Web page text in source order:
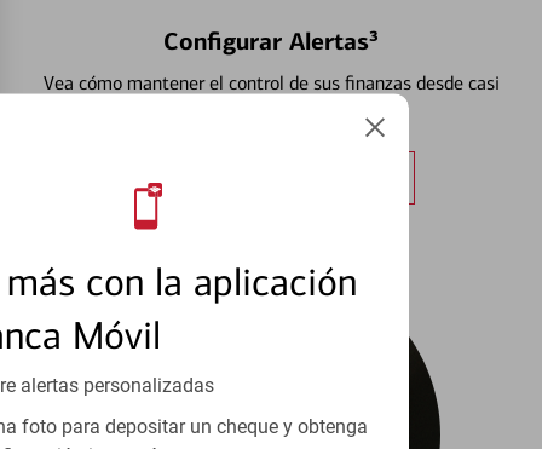
con la aplicación
Móvil
alertas personalizadas
foto para depositar un cheque y obtenga
Configurar Alertas³
Vea cómo mantener el control de sus finanzas desde casi
Obtener más información